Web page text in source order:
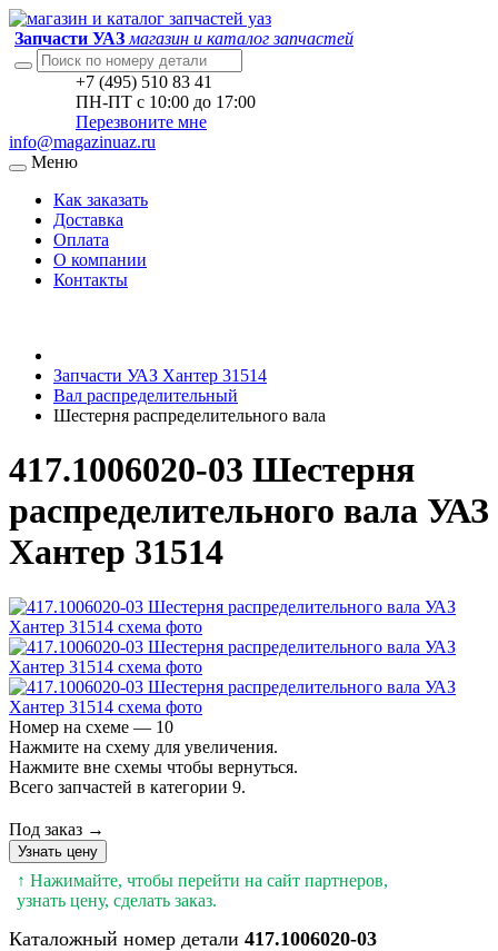
Запчасти УАЗ магазин и каталог запчастей
+7 (495) 510 83 41
ПН-ПТ с 10:00 до 17:00
Перезвоните мне
info@magazinuaz.ru
Меню
Как заказать
Доставка
Оплата
О компании
Контакты
Запчасти УАЗ Хантер 31514
Вал распределительный
Шестерня распределительного вала
417.1006020-03 Шестерня
распределительного вала УАЗ
Хантер 31514
Номер на схеме — 10
Нажмите на схему для увеличения.
Нажмите вне схемы чтобы вернуться.
Всего запчастей в категории 9.
Под заказ →
Узнать цену
↑ Нажимайте, чтобы перейти на сайт партнеров,
узнать цену, сделать заказ.
Каталожный номер детали 417.1006020-03